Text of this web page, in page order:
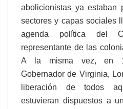
abolicionistas ya estaban
sectores y capas sociales
agenda política del
representante de las
A la misma vez, en
Gobernador de Virginia,
liberación de todos
estuvieran dispuestos a